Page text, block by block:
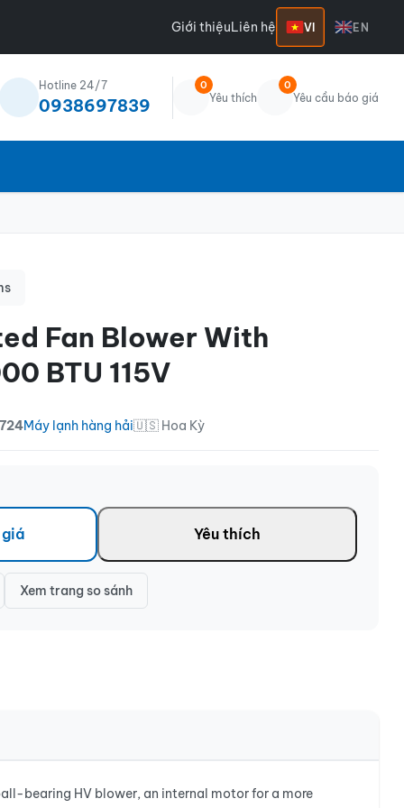
Giới thiệuLiên hệ VI EN
Hotline 24/7
0938697839
0
Yêu thích
0
Yêu cầu báo giá
Fan Blower With
BTU 115V
Máy lạnh hàng hải🇺🇸 Hoa Kỳ
Yêu thích
Xem trang so sánh
bearing HV blower, an internal motor for a more